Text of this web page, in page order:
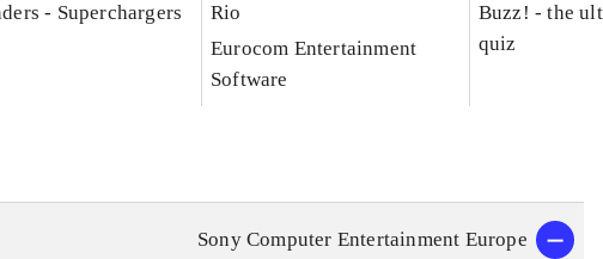
- Superchargers
Rio
Eurocom Entertainment
Software
Buzz! - the
quiz
Sony Computer Entertainment Europe